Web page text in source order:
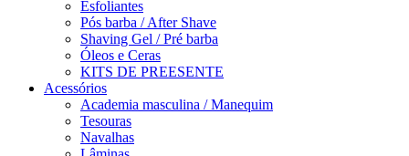
Esfoliantes
Pós barba / After Shave
Shaving Gel / Pré barba
Óleos e Ceras
KITS DE PREESENTE
Acessórios
Academia masculina / Manequim
Tesouras
Navalhas